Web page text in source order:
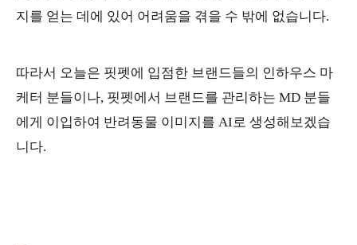
지를 얻는 데에 있어 어려움을 겪을 수 밖에 없습니다.
따라서 오늘은 핏펫에 입점한 브랜드들의 인하우스 마
케터 분들이나, 핏펫에서 브랜드를 관리하는 MD 분들
에게 이입하여 반려동물 이미지를 AI로 생성해보겠습
니다.